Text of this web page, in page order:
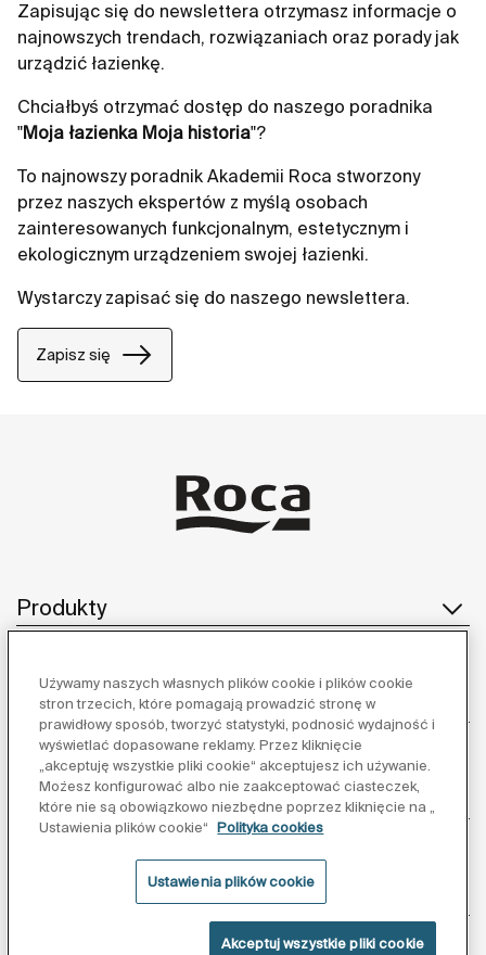
Zapisując się do newslettera otrzymasz informacje o
najnowszych trendach, rozwiązaniach oraz porady jak
urządzić łazienkę.
Chciałbyś otrzymać dostęp do naszego poradnika
"Moja łazienka Moja historia"?
To najnowszy poradnik Akademii Roca stworzony
przez naszych ekspertów z myślą osobach
zainteresowanych funkcjonalnym, estetycznym i
ekologicznym urządzeniem swojej łazienki.
Wystarczy zapisać się do naszego newslettera.
Zapisz się
Produkty
Obsługa klienta
O nas
Obserwuj nas:
Używamy naszych własnych plików cookie i plików cookie
stron trzecich, które pomagają prowadzić stronę w
prawidłowy sposób, tworzyć statystyki, podnosić wydajność i
wyświetlać dopasowane reklamy. Przez kliknięcie
„akceptuję wszystkie pliki cookie“ akceptujesz ich używanie.
Możesz konfigurować albo nie zaakceptować ciasteczek,
które nie są obowiązkowo niezbędne poprzez kliknięcie na „
Ustawienia plików cookie“
Polityka cookies
Ustawienia plików cookie
Akceptuj wszystkie pliki cookie